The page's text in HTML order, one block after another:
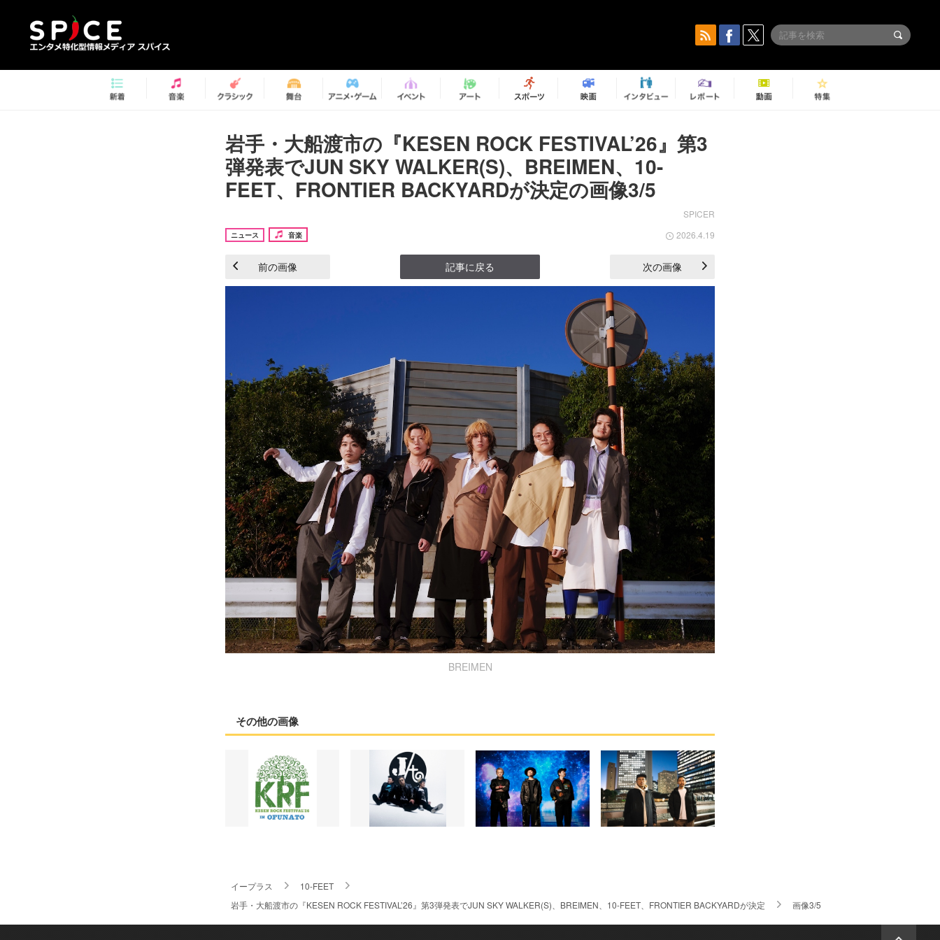
岩手・大船渡市の『KESEN ROCK FESTIVAL’26』第3
弾発表でJUN SKY WALKER(S)、BREIMEN、10-
FEET、FRONTIER BACKYARDが決定の画像3/5
SPICER
ニュース 音楽 2026.4.19
前の画像 記事に戻る 次の画像
BREIMEN
その他の画像
イープラス
10-FEET
岩手・大船渡市の『KESEN ROCK FESTIVAL’26』第3弾発表でJUN SKY WALKER(S)、BREIMEN、10-FEET、FRONTIER BACKYARDが決定
画像3/5